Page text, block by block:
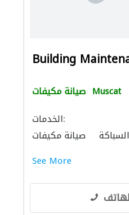
Building
صيانة مكيفات Muscat
الخدمات:
صيانة مكيفات
See More